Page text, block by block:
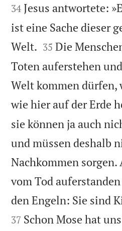
34 Jesus antwortete:
ist eine Sache dieser
Welt. 

35 Die
Toten auferstehen
Welt kommen dürfen,
wie hier auf der Erde
sie können ja auch
und müssen deshalb
Nachkommen sorgen.
vom Tod
den Engeln: Sie sind
37 Schon Mose hat